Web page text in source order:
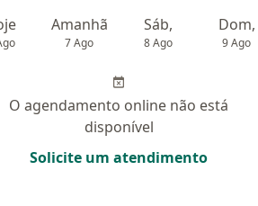
Amanhã
7 Ago
Sáb,
8 Ago
Dom,
9 Ago
O agendamento online não está
disponível
Solicite um atendimento